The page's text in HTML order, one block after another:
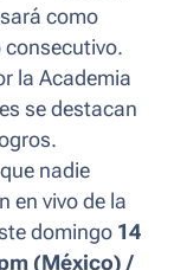
como
consecutivo.
la Academia
se destacan
nadie
en vivo de la
domingo 14
(México) /